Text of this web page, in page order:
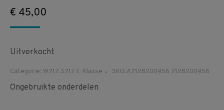
€ 45,00
Uitverkocht
Categorie: W212 S212 E-Klasse SKU:A2128200956 2128200956
Ongebruikte onderdelen